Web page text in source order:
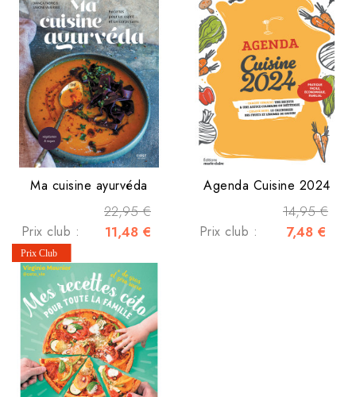
Ma cuisine ayurvéda
22,95 €
Prix club : 11,48 €
Agenda Cuisine 2024
14,95 €
Prix club : 7,48 €